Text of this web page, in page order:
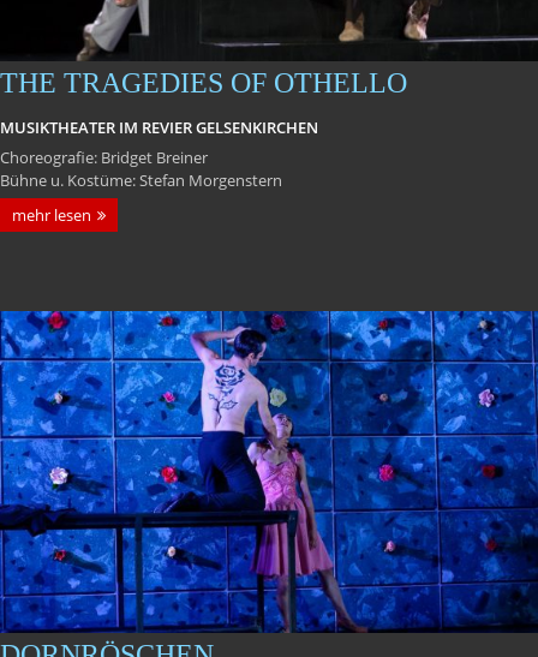
THE TRAGEDIES OF OTHELLO
MUSIKTHEATER IM REVIER GELSENKIRCHEN
Choreografie: Bridget Breiner
Bühne u. Kostüme: Stefan Morgenstern
mehr lesen